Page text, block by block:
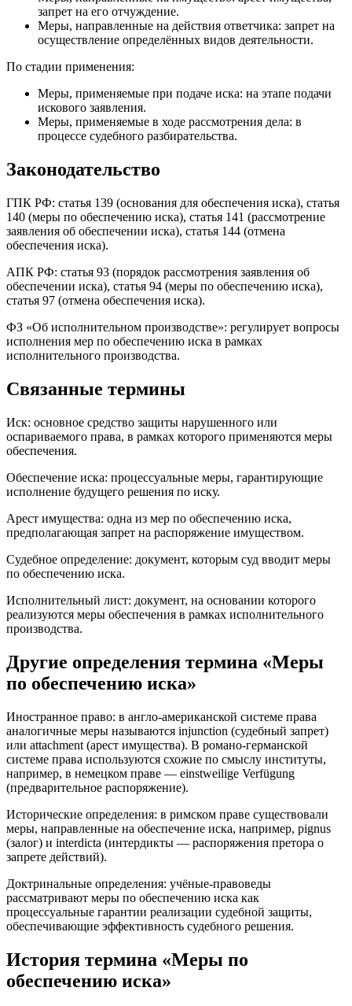
запрет на его отчуждение.
Меры, направленные на действия ответчика: запрет на
осуществление определённых видов деятельности.
По стадии применения:
Меры, применяемые при подаче иска: на этапе подачи
искового заявления.
Меры, применяемые в ходе рассмотрения дела: в
процессе судебного разбирательства.
Законодательство
ГПК РФ: статья 139 (основания для обеспечения иска), статья
140 (меры по обеспечению иска), статья 141 (рассмотрение
заявления об обеспечении иска), статья 144 (отмена
обеспечения иска).
АПК РФ: статья 93 (порядок рассмотрения заявления об
обеспечении иска), статья 94 (меры по обеспечению иска),
статья 97 (отмена обеспечения иска).
ФЗ «Об исполнительном производстве»: регулирует вопросы
исполнения мер по обеспечению иска в рамках
исполнительного производства.
Связанные термины
Иск: основное средство защиты нарушенного или
оспариваемого права, в рамках которого применяются меры
обеспечения.
Обеспечение иска: процессуальные меры, гарантирующие
исполнение будущего решения по иску.
Арест имущества: одна из мер по обеспечению иска,
предполагающая запрет на распоряжение имуществом.
Судебное определение: документ, которым суд вводит меры
по обеспечению иска.
Исполнительный лист: документ, на основании которого
реализуются меры обеспечения в рамках исполнительного
производства.
Другие определения термина «Меры
по обеспечению иска»
Иностранное право: в англо-американской системе права
аналогичные меры называются injunction (судебный запрет)
или attachment (арест имущества). В романо-германской
системе права используются схожие по смыслу институты,
например, в немецком праве — einstweilige Verfügung
(предварительное распоряжение).
Исторические определения: в римском праве существовали
меры, направленные на обеспечение иска, например, pignus
(залог) и interdicta (интердикты — распоряжения претора о
запрете действий).
Доктринальные определения: учёные-правоведы
рассматривают меры по обеспечению иска как
процессуальные гарантии реализации судебной защиты,
обеспечивающие эффективность судебного решения.
История термина «Меры по
обеспечению иска»